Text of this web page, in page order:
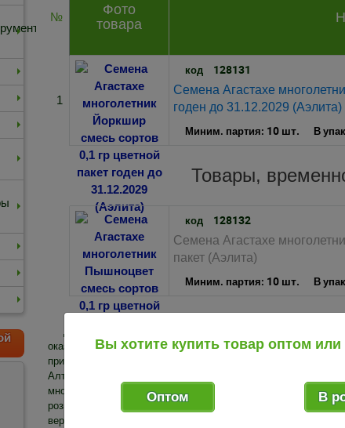
№
Фото
товара
1
код 128131
Семена Агастахе
годен до 31.12.2029 (Аэлита)
Миним. партия: 10 шт. В
Товары,
код 128132
Семена Агастахе
пакет (Аэлита)
Миним. партия: 10 шт. В
Для начала разберемся с названиями. Про цветы
оказывается, что выращивают его повсеместно. Даже
принадлежат к разным родам, хоть и входящим в одно
Алтая и от Пакистана до Киргизии, а вот агастахе
многоколосник морщинистый, чей ареал как раз и
розницу и оптом купить семена агастахе в Воронеже
вероятностью будет стоять Agastache, но не Lophanthus. В
Вы хотите купить товар оптом или
Оптом В